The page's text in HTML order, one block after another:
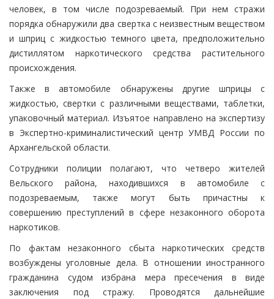
человек, в том числе подозреваемый. При нем стражи
порядка обнаружили два свертка с неизвестным веществом
и шприц с жидкостью темного цвета, предположительно
дистиллятом наркотического средства растительного
происхождения.
Также в автомобиле обнаружены другие шприцы с
жидкостью, свертки с различными веществами, таблетки,
упаковочный материал. Изъятое направлено на экспертизу
в Экспертно-криминалистический центр УМВД России по
Архангельской области.
Сотрудники полиции полагают, что четверо жителей
Вельского района, находившихся в автомобиле с
подозреваемым, также могут быть причастны к
совершению преступлений в сфере незаконного оборота
наркотиков.
По фактам незаконного сбыта наркотических средств
возбуждены уголовные дела. В отношении иностранного
гражданина судом избрана мера пресечения в виде
заключения под стражу. Проводятся дальнейшие